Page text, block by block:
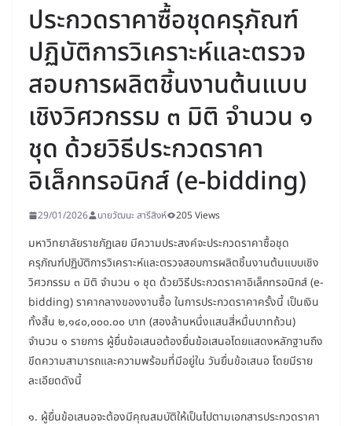
ประกวดราคาซื้อชุดครุภัณฑ์
ปฏิบัติการวิเคราะห์และตรวจ
สอบการผลิตชิ้นงานต้นแบบ
เชิงวิศวกรรม ๓ มิติ จำนวน ๑
ชุด ด้วยวิธีประกวดราคา
อิเล็กทรอนิกส์ (e-bidding)
29/01/2026 นายวัฒนะ สารีสิงห์ 205 Views
มหาวิทยาลัยราชภัฏเลย มีความประสงค์จะประกวดราคาซื้อชุด
ครุภัณฑ์ปฏิบัติการวิเคราะห์และตรวจสอบการผลิตชิ้นงานต้นแบบเชิง
วิศวกรรม ๓ มิติ จำนวน ๑ ชุด ด้วยวิธีประกวดราคาอิเล็กทรอนิกส์ (e-
bidding) ราคากลางของงานซื้อ ในการประกวดราคาครั้งนี้ เป็นเงิน
ทั้งสิ้น ๒,๑๔๐,๐๐๐.๐๐ บาท (สองล้านหนึ่งแสนสี่หมื่นบาทถ้วน)
จำนวน ๑ รายการ ผู้ยื่นข้อเสนอต้องยื่นข้อเสนอโดยแสดงหลักฐานถึง
ขีดความสามารถและความพร้อมที่มีอยู่ใน วันยื่นข้อเสนอ โดยมีราย
ละเอียดดังนี้
๑. ผู้ยื่นข้อเสนอจะต้องมีคุณสมบัติให้เป็นไปตามเอกสารประกวดราคา